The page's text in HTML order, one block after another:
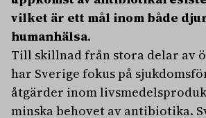
vilket är ett mål inom både
humanhälsa.
Till skillnad från stora delar av
har Sverige fokus på
åtgärder inom
minska behovet av antibiotika.